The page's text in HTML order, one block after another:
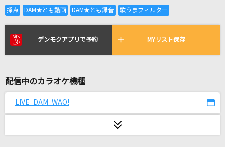
全国りれき
リアルタイムで歌われている曲の一覧
プロポーズ
月を見ていた(ビデオクリップバージョン)
デンモクアプリで予約 MYリスト保存
配信中のカラオケ機種
LIVE DAM WAO!